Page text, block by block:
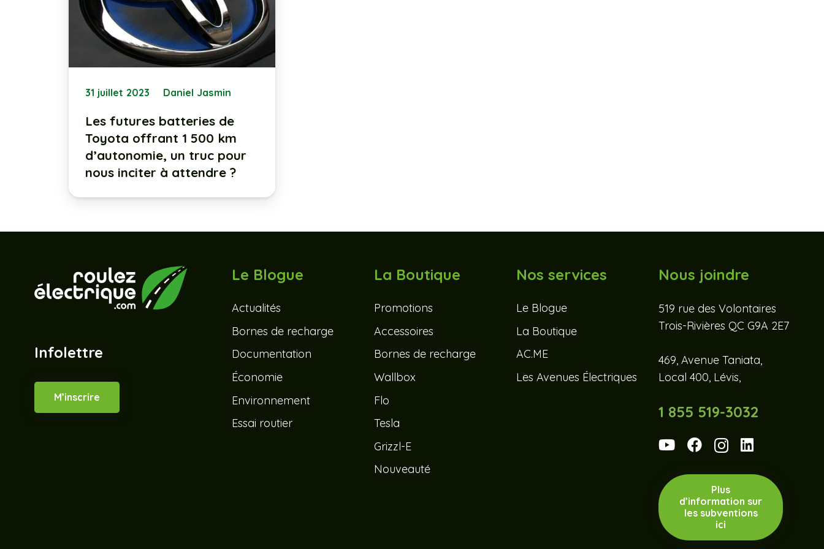
31 juillet 2023 Daniel Jasmin
Les futures batteries de
Toyota offrant 1 500 km
d’autonomie, un truc pour
nous inciter à attendre ?
Infolettre
M’inscrire
Le Blogue
Actualités
Bornes de recharge
Documentation
Économie
Environnement
Essai routier
La Boutique
Promotions
Accessoires
Bornes de recharge
Wallbox
Flo
Tesla
Grizzl-E
Nouveauté
Nos services
Le Blogue
La Boutique
AC.ME
Les Avenues Électriques
Nous joindre
519 rue des Volontaires
Trois-Rivières QC G9A 2E7
469, Avenue Taniata,
Local 400, Lévis,
1 855 519-3032
Plus
d’information sur
les subventions
ici